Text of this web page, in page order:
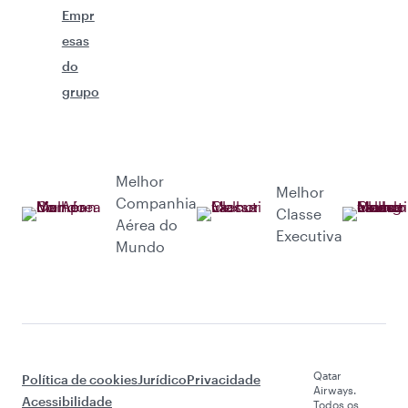
Empr
esas
do
grupo
Melhor
Companhia
Aérea do
Mundo
Melhor
Classe
Executiva
Política de cookiesJurídicoPrivacidade
Acessibilidade
Qatar
Airways.
Todos os